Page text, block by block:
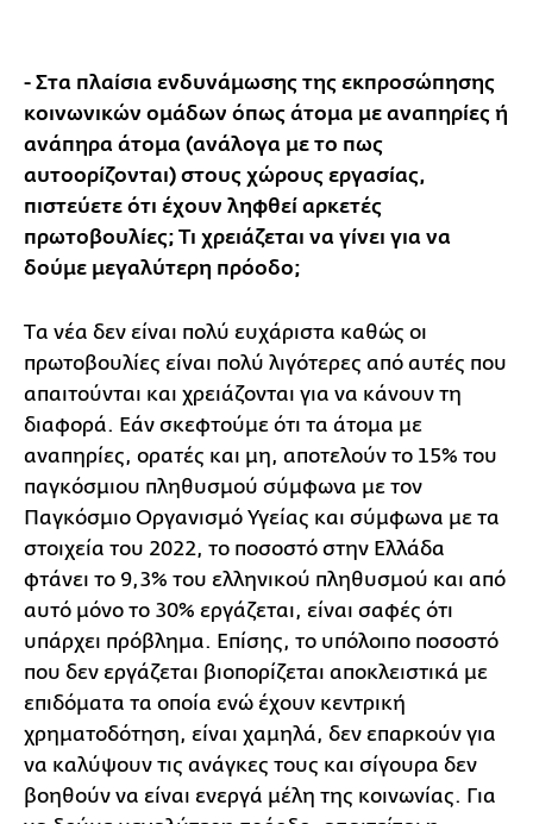
- Στα πλαίσια ενδυνάμωσης της εκπροσώπησης
κοινωνικών ομάδων όπως άτομα με αναπηρίες ή
ανάπηρα άτομα (ανάλογα με το πως
αυτοορίζονται) στους χώρους εργασίας,
πιστεύετε ότι έχουν ληφθεί αρκετές
πρωτοβουλίες; Τι χρειάζεται να γίνει για να
δούμε μεγαλύτερη πρόοδο;
Tα νέα δεν είναι πολύ ευχάριστα καθώς οι
πρωτοβουλίες είναι πολύ λιγότερες από αυτές που
απαιτούνται και χρειάζονται για να κάνουν τη
διαφορά. Εάν σκεφτούμε ότι τα άτομα με
αναπηρίες, ορατές και μη, αποτελούν το 15% του
παγκόσμιου πληθυσμού σύμφωνα με τον
Παγκόσμιο Οργανισμό Υγείας και σύμφωνα με τα
στοιχεία του 2022, το ποσοστό στην Ελλάδα
φτάνει το 9,3% του ελληνικού πληθυσμού και από
αυτό μόνο το 30% εργάζεται, είναι σαφές ότι
υπάρχει πρόβλημα. Επίσης, το υπόλοιπο ποσοστό
που δεν εργάζεται βιοπορίζεται αποκλειστικά με
επιδόματα τα οποία ενώ έχουν κεντρική
χρηματοδότηση, είναι χαμηλά, δεν επαρκούν για
να καλύψουν τις ανάγκες τους και σίγουρα δεν
βοηθούν να είναι ενεργά μέλη της κοινωνίας. Για